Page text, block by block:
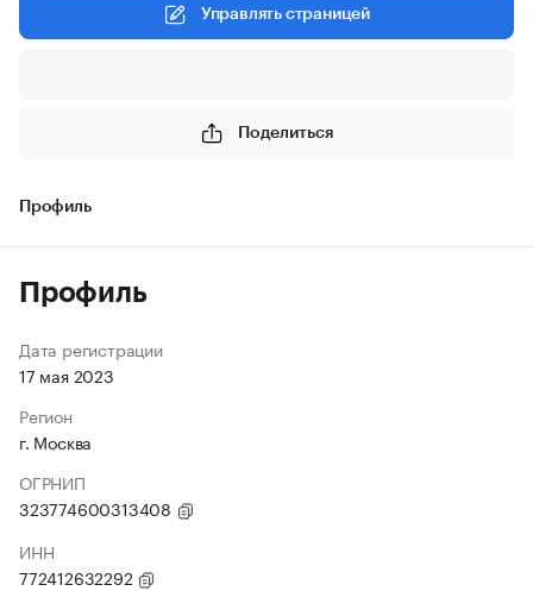
Управлять страницей
Поделиться
Профиль
Профиль
Дата регистрации
17 мая 2023
Регион
г. Москва
ОГРНИП
323774600313408
ИНН
772412632292